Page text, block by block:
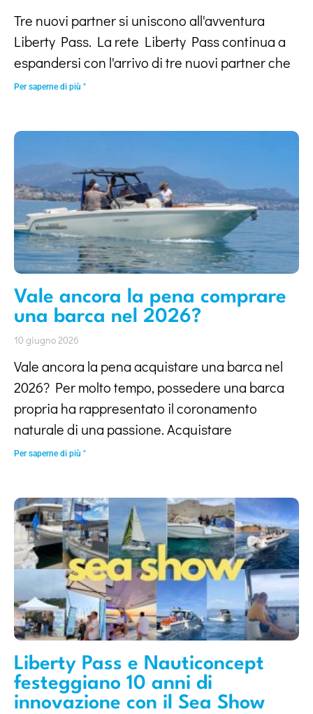
Tre nuovi partner si uniscono all'avventura
Liberty Pass. La rete Liberty Pass continua a
espandersi con l'arrivo di tre nuovi partner che
Per saperne di più "
Vale ancora la pena comprare
una barca nel 2026?
10 giugno 2026
Vale ancora la pena acquistare una barca nel
2026? Per molto tempo, possedere una barca
propria ha rappresentato il coronamento
naturale di una passione. Acquistare
Per saperne di più "
Liberty Pass e Nauticoncept
festeggiano 10 anni di
innovazione con il Sea Show